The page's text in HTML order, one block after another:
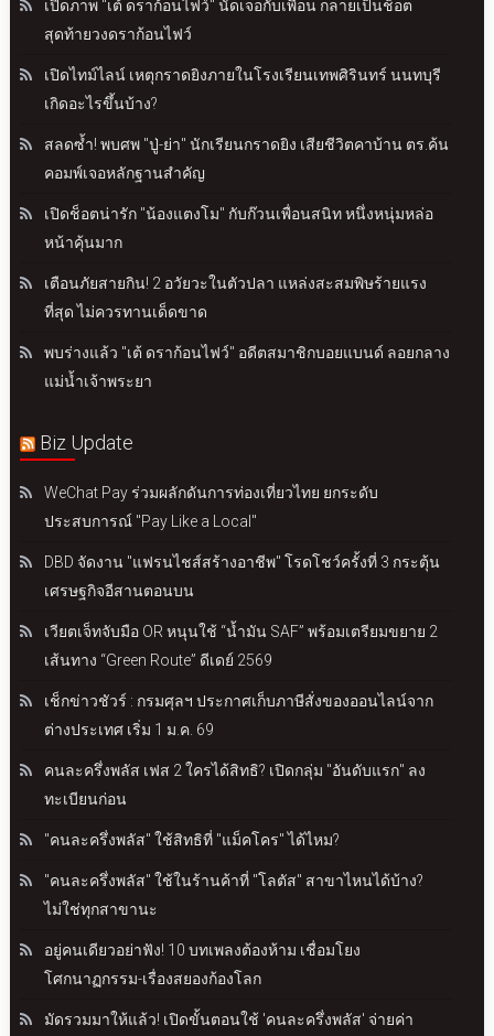
เปิดภาพ "เต้ ดราก้อนไฟว์" นัดเจอกับเพื่อน กลายเป็นช็อต
สุดท้ายวงดราก้อนไฟว์
เปิดไทม์ไลน์ เหตุกราดยิงภายในโรงเรียนเทพศิรินทร์ นนทบุรี
เกิดอะไรขึ้นบ้าง?
สลดซ้ำ! พบศพ "ปู่-ย่า" นักเรียนกราดยิง เสียชีวิตคาบ้าน ตร.ค้น
คอมพ์เจอหลักฐานสำคัญ
เปิดช็อตน่ารัก "น้องแตงโม" กับก๊วนเพื่อนสนิท หนึ่งหนุ่มหล่อ
หน้าคุ้นมาก
เตือนภัยสายกิน! 2 อวัยวะในตัวปลา แหล่งสะสมพิษร้ายแรง
ที่สุด ไม่ควรทานเด็ดขาด
พบร่างแล้ว "เต้ ดราก้อนไฟว์" อดีตสมาชิกบอยแบนด์ ลอยกลาง
แม่น้ำเจ้าพระยา
Biz Update
WeChat Pay ร่วมผลักดันการท่องเที่ยวไทย ยกระดับ
ประสบการณ์ "Pay Like a Local"
DBD จัดงาน "แฟรนไชส์สร้างอาชีพ" โรดโชว์ครั้งที่ 3 กระตุ้น
เศรษฐกิจอีสานตอนบน
เวียตเจ็ทจับมือ OR หนุนใช้ “น้ำมัน SAF” พร้อมเตรียมขยาย 2
เส้นทาง “Green Route” ดีเดย์ 2569
เช็กข่าวชัวร์ : กรมศุลฯ ประกาศเก็บภาษีสั่งของออนไลน์จาก
ต่างประเทศ เริ่ม 1 ม.ค. 69
คนละครึ่งพลัส เฟส 2 ใครได้สิทธิ? เปิดกลุ่ม "อันดับแรก" ลง
ทะเบียนก่อน
"คนละครึ่งพลัส" ใช้สิทธิที่ "แม็คโคร" ได้ไหม?
"คนละครึ่งพลัส" ใช้ในร้านค้าที่ "โลตัส" สาขาไหนได้บ้าง?
ไม่ใช่ทุกสาขานะ
อยู่คนเดียวอย่าฟัง! 10 บทเพลงต้องห้าม เชื่อมโยง
โศกนาฏกรรม-เรื่องสยองก้องโลก
มัดรวมมาให้แล้ว! เปิดขั้นตอนใช้ 'คนละครึ่งพลัส' จ่ายค่า